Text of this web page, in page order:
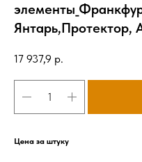
Янтарь,Протектор,
17 937,9 р.
Цена за штуку